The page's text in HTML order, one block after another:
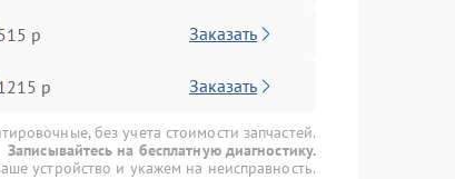
р Заказать
р Заказать
без учета стоимости запчастей.
Записывайтесь на бесплатную диагностику.
устройство и укажем на неисправность.